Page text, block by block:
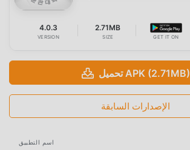
4.0.3
VERSION
2.71MB
SIZE GET IT ON
تحميل APK (2.71MB)
الإصدارات السابقة
اسم التطبيق